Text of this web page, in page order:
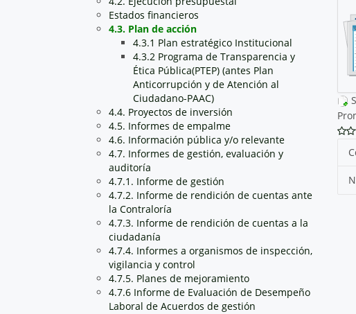
Estados financieros
4.3. Plan de acción
4.3.1 Plan estratégico Institucional
4.3.2 Programa de Transparencia y
Ética Pública(PTEP) (antes Plan
Anticorrupción y de Atención al
Ciudadano-PAAC)
4.4. Proyectos de inversión
4.5. Informes de empalme
4.6. Información pública y/o relevante
4.7. Informes de gestión, evaluación y
auditoría
4.7.1. Informe de gestión
4.7.2. Informe de rendición de cuentas ante
la Contraloría
4.7.3. Informe de rendición de cuentas a la
ciudadanía
4.7.4. Informes a organismos de inspección,
vigilancia y control
4.7.5. Planes de mejoramiento
4.7.6 Informe de Evaluación de Desempeño
Laboral de Acuerdos de gestión